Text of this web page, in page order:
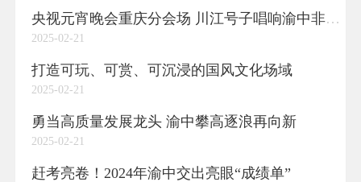
央视元宵晚会重庆分会场 川江号子唱响渝中非遗创新
2025-02-21
打造可玩、可赏、可沉浸的国风文化场域
2025-02-21
勇当高质量发展龙头 渝中攀高逐浪再向新
2025-02-21
赶考亮卷！2024年渝中交出亮眼“成绩单”